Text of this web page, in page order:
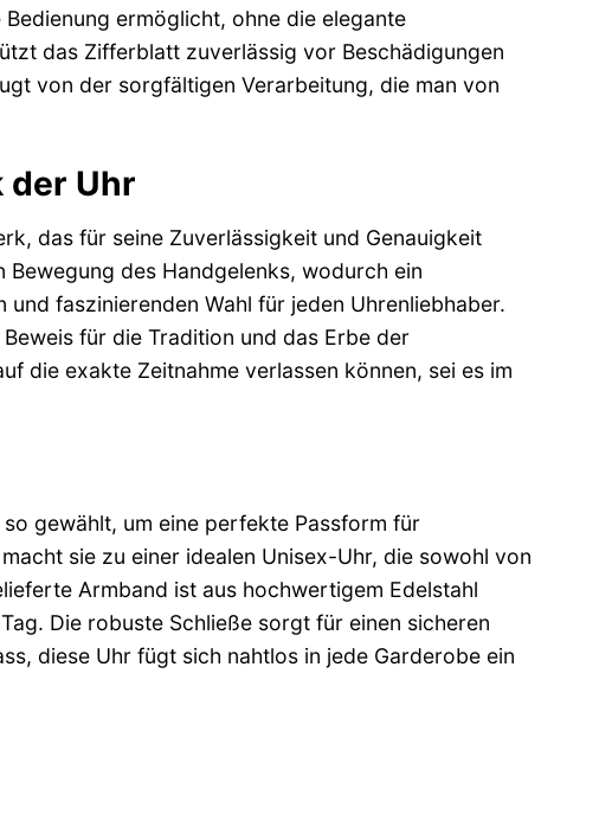
ermöglicht, ohne die elegante
das Zifferblatt zuverlässig vor Beschädigungen
von der sorgfältigen Verarbeitung, die man von
der Uhr
das für seine Zuverlässigkeit und Genauigkeit
des Handgelenks, wodurch ein
faszinierenden Wahl für jeden Uhrenliebhaber.
für die Tradition und das Erbe der
die exakte Zeitnahme verlassen können, sei es im
gewählt, um eine perfekte Passform für
sie zu einer idealen Unisex-Uhr, die sowohl von
Armband ist aus hochwertigem Edelstahl
Die robuste Schließe sorgt für einen sicheren
diese Uhr fügt sich nahtlos in jede Garderobe ein